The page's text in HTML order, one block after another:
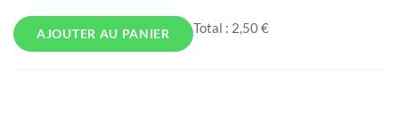
AJOUTER AU PANIER Total : 2,50 €